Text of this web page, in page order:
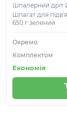
Шпалерний дріт
Шпагат для
650 г зелений
Окремо
Комплектом
Економія